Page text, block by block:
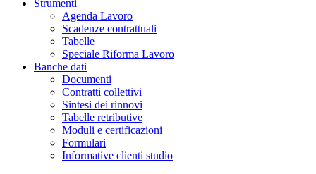
Strumenti
Agenda Lavoro
Scadenze contrattuali
Tabelle
Speciale Riforma Lavoro
Banche dati
Documenti
Contratti collettivi
Sintesi dei rinnovi
Tabelle retributive
Moduli e certificazioni
Formulari
Informative clienti studio